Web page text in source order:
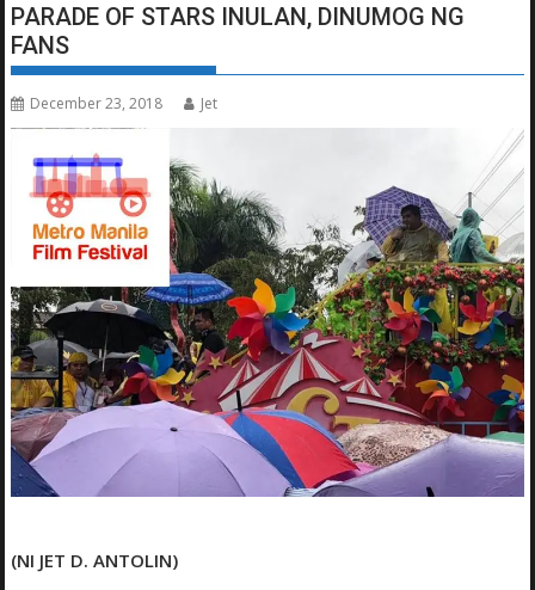
PARADE OF STARS INULAN, DINUMOG NG
FANS
December 23, 2018 Jet
(NI JET D. ANTOLIN)